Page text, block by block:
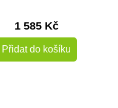
1 585 Kč
Přidat do košíku